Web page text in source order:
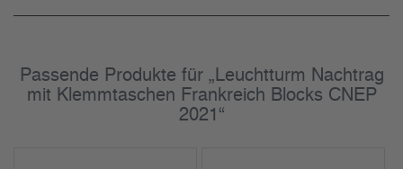
Passende Produkte für „Leuchtturm Nachtrag
mit Klemmtaschen Frankreich Blocks CNEP
2021“